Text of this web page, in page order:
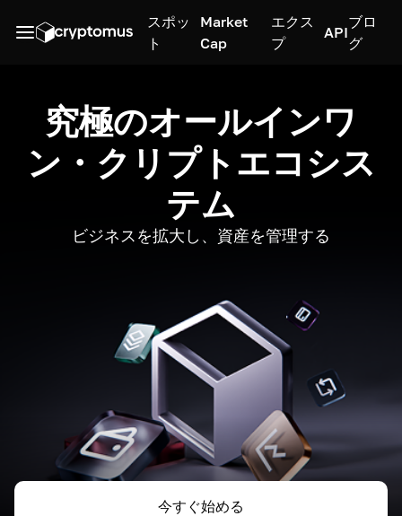
スポッ
ト
Market
Cap
エクス
プ
API
ブロ
グ
究極のオールインワ
ン・クリプトエコシス
テム
ビジネスを拡大し、資産を管理する
今すぐ始める